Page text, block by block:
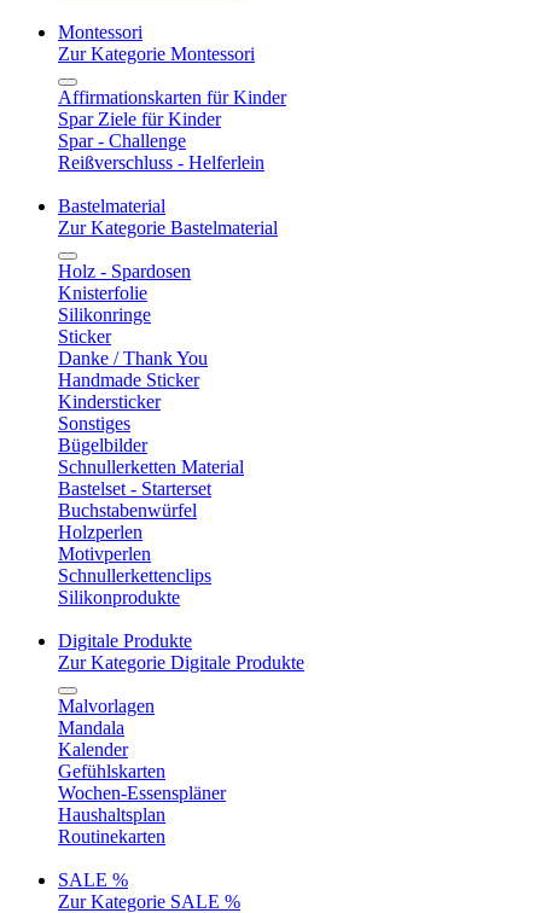
Montessori
Zur Kategorie Montessori
Affirmationskarten für Kinder
Spar Ziele für Kinder
Spar - Challenge
Reißverschluss - Helferlein
Bastelmaterial
Zur Kategorie Bastelmaterial
Holz - Spardosen
Knisterfolie
Silikonringe
Sticker
Danke / Thank You
Handmade Sticker
Kindersticker
Sonstiges
Bügelbilder
Schnullerketten Material
Bastelset - Starterset
Buchstabenwürfel
Holzperlen
Motivperlen
Schnullerkettenclips
Silikonprodukte
Digitale Produkte
Zur Kategorie Digitale Produkte
Malvorlagen
Mandala
Kalender
Gefühlskarten
Wochen-Essenspläner
Haushaltsplan
Routinekarten
SALE %
Zur Kategorie SALE %